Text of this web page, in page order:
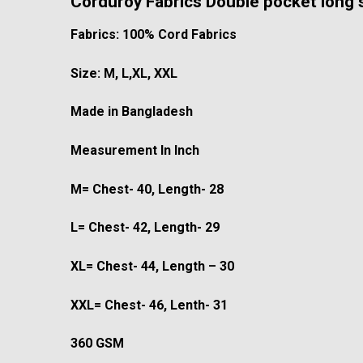
Fabrics: 100% Cord Fabrics
Size: M, L,XL, XXL
Made in Bangladesh
Measurement In Inch
M= Chest- 40, Length- 28
L= Chest- 42, Length- 29
XL= Chest- 44, Length – 30
XXL= Chest- 46, Lenth- 31
360 GSM